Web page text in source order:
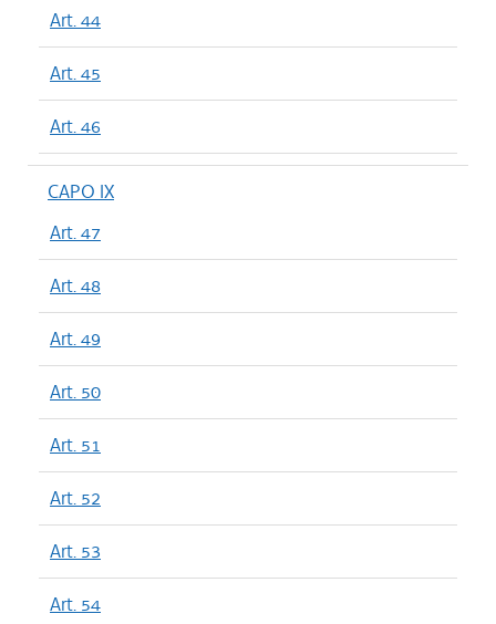
Art. 44
Art. 45
Art. 46
CAPO IX
Art. 47
Art. 48
Art. 49
Art. 50
Art. 51
Art. 52
Art. 53
Art. 54